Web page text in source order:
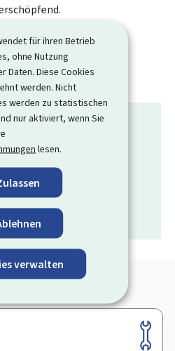
für ihren Betrieb
ohne Nutzung
Daten. Diese Cookies
werden. Nicht
werden zu statistischen
nur aktiviert, wenn Sie
lesen.
verwalten
ein Kind adoptieren?
adoptieren?